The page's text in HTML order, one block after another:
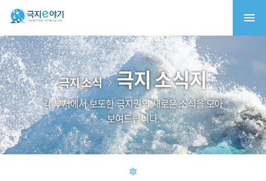
극지 소식 극지 소식지
각 부처에서 보도한 극지권의 새로운 소식을 모아
보여드립니다.